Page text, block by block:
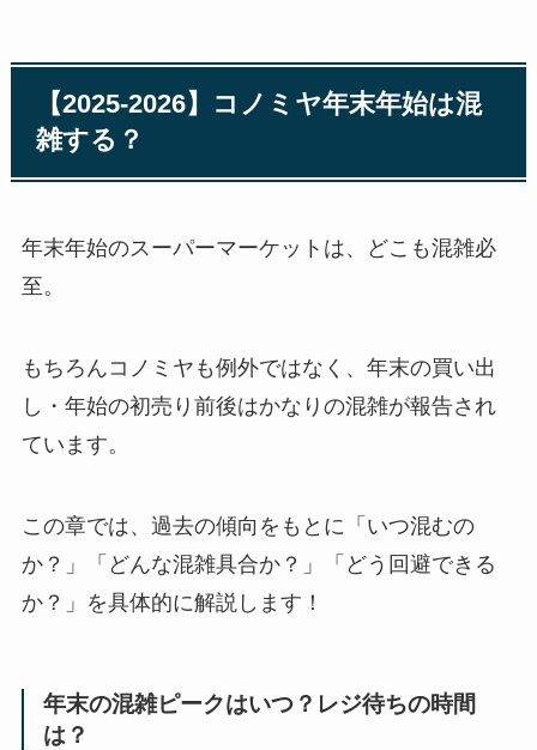
【2025-2026】コノミヤ年末年始は混
雑する？
年末年始のスーパーマーケットは、どこも混雑必
至。
もちろんコノミヤも例外ではなく、年末の買い出
し・年始の初売り前後はかなりの混雑が報告され
ています。
この章では、過去の傾向をもとに「いつ混むの
か？」「どんな混雑具合か？」「どう回避できる
か？」を具体的に解説します！
年末の混雑ピークはいつ？レジ待ちの時間
は？